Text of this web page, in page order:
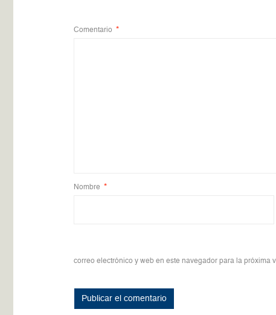
Comentario *
Nombre *
correo electrónico y web en este navegador para la próxima